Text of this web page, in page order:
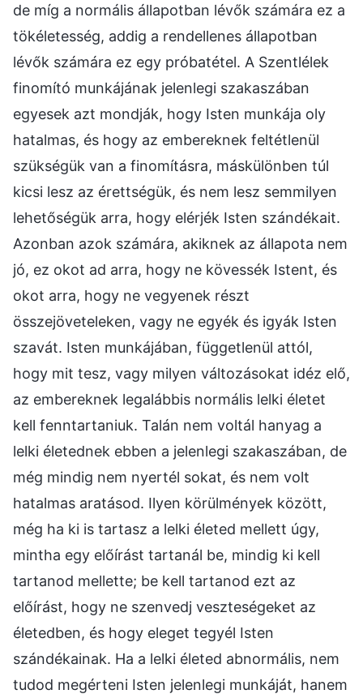
de míg a normális állapotban lévők számára ez a
tökéletesség, addig a rendellenes állapotban
lévők számára ez egy próbatétel. A Szentlélek
finomító munkájának jelenlegi szakaszában
egyesek azt mondják, hogy Isten munkája oly
hatalmas, és hogy az embereknek feltétlenül
szükségük van a finomításra, máskülönben túl
kicsi lesz az érettségük, és nem lesz semmilyen
lehetőségük arra, hogy elérjék Isten szándékait.
Azonban azok számára, akiknek az állapota nem
jó, ez okot ad arra, hogy ne kövessék Istent, és
okot arra, hogy ne vegyenek részt
összejöveteleken, vagy ne egyék és igyák Isten
szavát. Isten munkájában, függetlenül attól,
hogy mit tesz, vagy milyen változásokat idéz elő,
az embereknek legalábbis normális lelki életet
kell fenntartaniuk. Talán nem voltál hanyag a
lelki életednek ebben a jelenlegi szakaszában, de
még mindig nem nyertél sokat, és nem volt
hatalmas aratásod. Ilyen körülmények között,
még ha ki is tartasz a lelki életed mellett úgy,
mintha egy előírást tartanál be, mindig ki kell
tartanod mellette; be kell tartanod ezt az
előírást, hogy ne szenvedj veszteségeket az
életedben, és hogy eleget tegyél Isten
szándékainak. Ha a lelki életed abnormális, nem
tudod megérteni Isten jelenlegi munkáját, hanem